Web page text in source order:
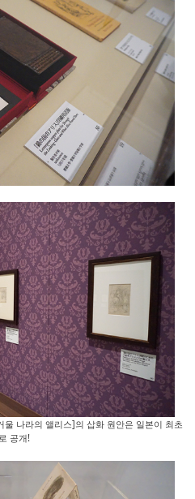
나라의 앨리스]의 삽화 원안은 일본이 최초
로 공개!